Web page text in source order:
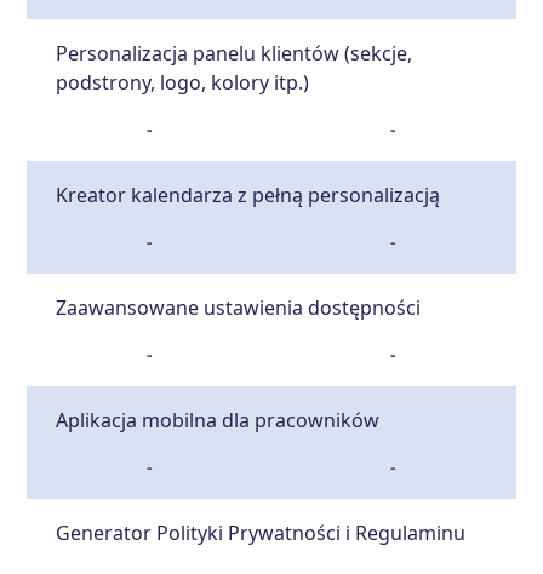
Personalizacja panelu klientów (sekcje,
podstrony, logo, kolory itp.)
- -
Kreator kalendarza z pełną personalizacją
- -
Zaawansowane ustawienia dostępności
- -
Aplikacja mobilna dla pracowników
- -
Generator Polityki Prywatności i Regulaminu